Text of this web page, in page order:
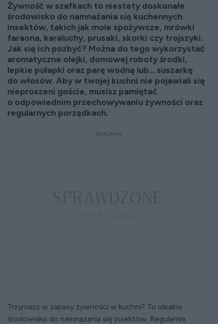
Żywność w szafkach to niestety doskonałe
środowisko do namnażania się kuchennych
insektów, takich jak mole spożywcze, mrówki
faraona, karaluchy, prusaki, skorki czy trojszyki.
Jak się ich pozbyć? Można do tego wykorzystać
aromatyczne olejki, domowej roboty środki,
lepkie pułapki oraz parę wodną lub... suszarkę
do włosów. Aby w twojej kuchni nie pojawiali się
nieproszeni goście, musisz pamiętać
o odpowiednim przechowywaniu żywności oraz
regularnych porządkach.
Trzymasz w zapasy żywności w kuchni? To idealne
środowisko do namnażania się insektów. Regularnie